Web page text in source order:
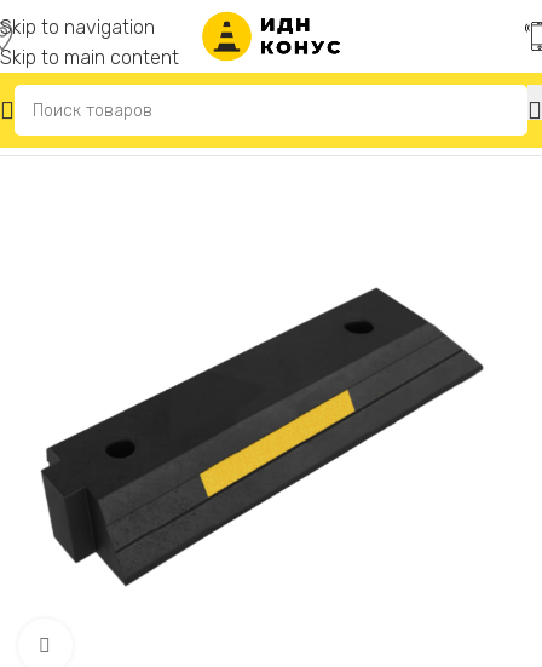
Skip to navigation
Skip to main content
Главная Делиниаторы дорожные